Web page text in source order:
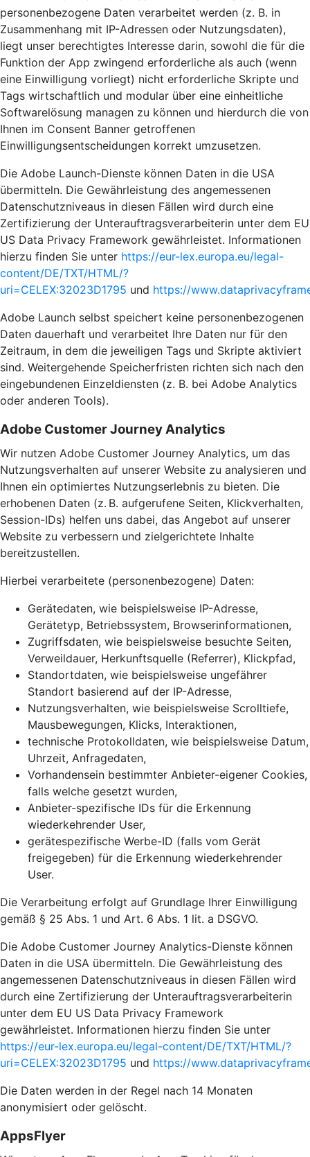
personenbezogene Daten verarbeitet werden (z. B. in
Zusammenhang mit IP-Adressen oder Nutzungsdaten),
liegt unser berechtigtes Interesse darin, sowohl die für die
Funktion der App zwingend erforderliche als auch (wenn
eine Einwilligung vorliegt) nicht erforderliche Skripte und
Tags wirtschaftlich und modular über eine einheitliche
Softwarelösung managen zu können und hierdurch die von
Ihnen im Consent Banner getroffenen
Einwilligungsentscheidungen korrekt umzusetzen.
Die Adobe Launch-Dienste können Daten in die USA
übermitteln. Die Gewährleistung des angemessenen
Datenschutzniveaus in diesen Fällen wird durch eine
Zertifizierung der Unterauftragsverarbeiterin unter dem EU
US Data Privacy Framework gewährleistet. Informationen
hierzu finden Sie unter https://eur-lex.europa.eu/legal-
content/DE/TXT/HTML/?
uri=CELEX:32023D1795 und https://
Adobe Launch selbst speichert keine personenbezogenen
Daten dauerhaft und verarbeitet Ihre Daten nur für den
Zeitraum, in dem die jeweiligen Tags und Skripte aktiviert
sind. Weitergehende Speicherfristen richten sich nach den
eingebundenen Einzeldiensten (z. B. bei Adobe Analytics
oder anderen Tools).
Adobe Customer Journey Analytics
Wir nutzen Adobe Customer Journey Analytics, um das
Nutzungsverhalten auf unserer Website zu analysieren und
Ihnen ein optimiertes Nutzungserlebnis zu bieten. Die
erhobenen Daten (z. B. aufgerufene Seiten, Klickverhalten,
Session-IDs) helfen uns dabei, das Angebot auf unserer
Website zu verbessern und zielgerichtete Inhalte
bereitzustellen.
Hierbei verarbeitete (personenbezogene) Daten:
Gerätedaten, wie beispielsweise IP-Adresse,
Gerätetyp, Betriebssystem, Browserinformationen,
Zugriffsdaten, wie beispielsweise besuchte Seiten,
Verweildauer, Herkunftsquelle (Referrer), Klickpfad,
Standortdaten, wie beispielsweise ungefährer
Standort basierend auf der IP-Adresse,
Nutzungsverhalten, wie beispielsweise Scrolltiefe,
Mausbewegungen, Klicks, Interaktionen,
technische Protokolldaten, wie beispielsweise Datum,
Uhrzeit, Anfragedaten,
Vorhandensein bestimmter Anbieter-eigener Cookies,
falls welche gesetzt wurden,
Anbieter-spezifische IDs für die Erkennung
wiederkehrender User,
gerätespezifische Werbe-ID (falls vom Gerät
freigegeben) für die Erkennung wiederkehrender
User.
Die Verarbeitung erfolgt auf Grundlage Ihrer Einwilligung
gemäß § 25 Abs. 1 und Art. 6 Abs. 1 lit. a DSGVO.
Die Adobe Customer Journey Analytics-Dienste können
Daten in die USA übermitteln. Die Gewährleistung des
angemessenen Datenschutzniveaus in diesen Fällen wird
durch eine Zertifizierung der Unterauftragsverarbeiterin
unter dem EU US Data Privacy Framework
gewährleistet. Informationen hierzu finden Sie unter
https://eur-lex.europa.eu/legal-content/DE/TXT/HTML/?
uri=CELEX:32023D1795 und https://
Die Daten werden in der Regel nach 14 Monaten
anonymisiert oder gelöscht.
AppsFlyer